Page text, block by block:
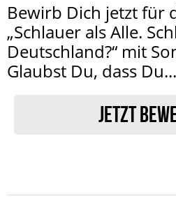
Bewirb Dich jetzt für
„Schlauer als Alle.
Deutschland?“ mit
Glaubst Du, dass Du...
JETZT